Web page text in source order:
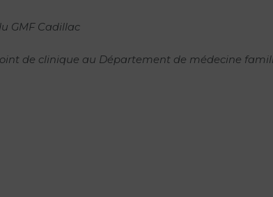
GMF Cadillac
de clinique au Département de médecine